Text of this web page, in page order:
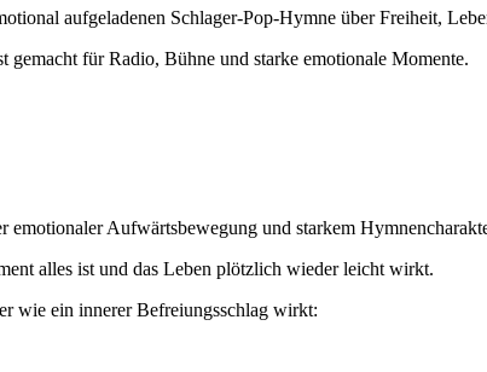
aufgeladenen Schlager-Pop-Hymne über Freiheit,
für Radio, Bühne und starke emotionale Momente.
Aufwärtsbewegung und starkem
alles ist und das Leben plötzlich wieder leicht wirkt.
wie ein innerer Befreiungsschlag wirkt: